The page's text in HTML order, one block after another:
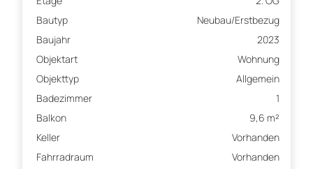
Bautyp
Neubau/Erstbezug
Baujahr
2023
Objektart
Wohnung
Objekttyp
Allgemein
Badezimmer
1
Balkon
9,6 m²
Keller
Vorhanden
Fahrradraum
Vorhanden